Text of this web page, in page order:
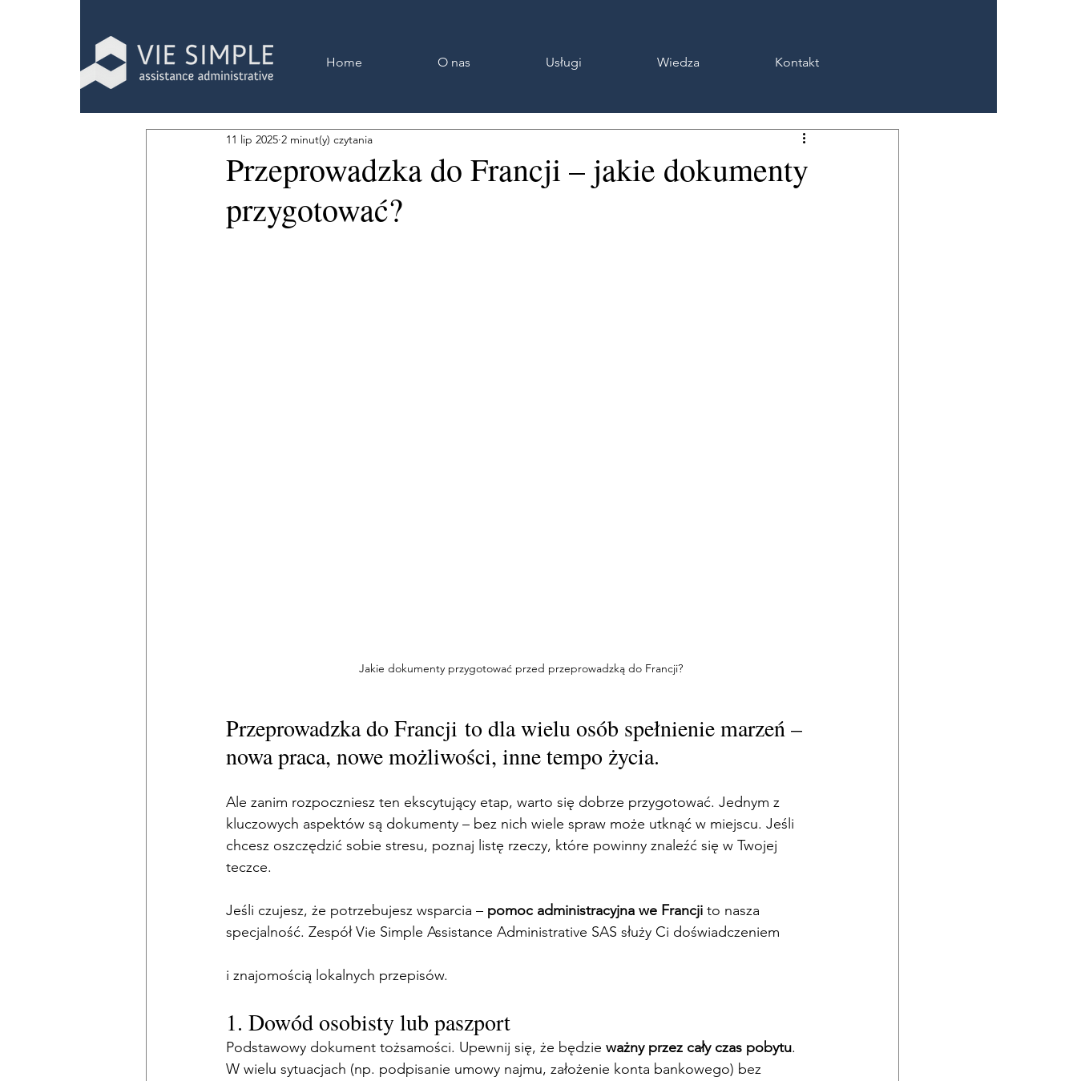
Home O nas Usługi Wiedza Kontakt
Przeprowadzka do Francji – jakie dokumenty
przygotować?
11 lip 2025 2 minut(y) czytania
Jakie dokumenty przygotować przed przeprowadzką do Francji?
Przeprowadzka do Francji to dla wielu osób spełnienie marzeń –
nowa praca, nowe możliwości, inne tempo życia.
Ale zanim rozpoczniesz ten ekscytujący etap, warto się dobrze przygotować. Jednym z
kluczowych aspektów są dokumenty – bez nich wiele spraw może utknąć w miejscu. Jeśli
chcesz oszczędzić sobie stresu, poznaj listę rzeczy, które powinny znaleźć się w Twojej
teczce.
Jeśli czujesz, że potrzebujesz wsparcia – pomoc administracyjna we Francji to nasza
specjalność. Zespół Vie Simple Assistance Administrative SAS służy Ci doświadczeniem
i znajomością lokalnych przepisów.
1. Dowód osobisty lub paszport
Podstawowy dokument tożsamości. Upewnij się, że będzie ważny przez cały czas pobytu.
W wielu sytuacjach (np. podpisanie umowy najmu, założenie konta bankowego) bez